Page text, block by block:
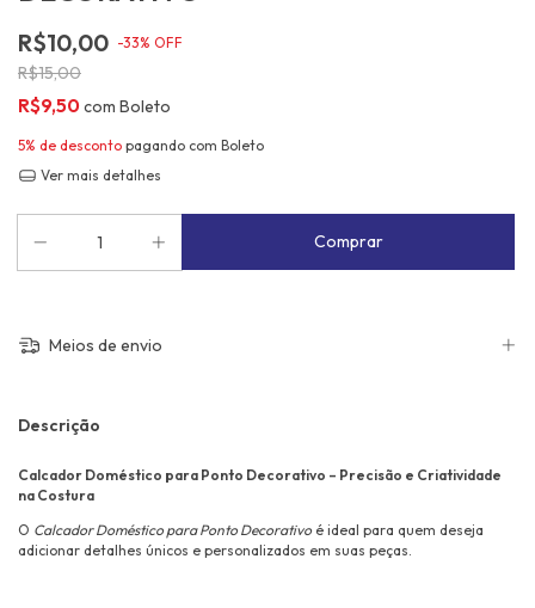
R$10,00 -33% OFF
R$15,00
R$9,50com Boleto
5% de desconto pagando com Boleto
Ver mais detalhes
Meios de envio
Descrição
Calcador Doméstico para Ponto Decorativo – Precisão e Criatividade
na Costura
O Calcador Doméstico para Ponto Decorativoé ideal para quem deseja
adicionar detalhes únicos e personalizados em suas peças.